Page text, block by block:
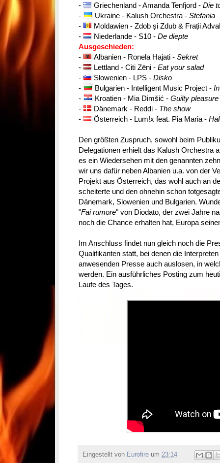
-
Griechenland - Amanda Tenfjord - Die
-
Ukraine - Kalush Orchestra - Stefania
-
Moldawien - Zdob și Zdub & Frații
-
Niederlande - S10 - De diepte
Ausgeschieden:
-
Albanien - Ronela Hajati - Sekret
-
Lettland - Citi Zēni - Eat your salad
-
Slowenien - LPS - Disko
-
Bulgarien - Intelligent Music Project -
-
Kroatien - Mia Dimšić - Guilty pleasure
-
Dänemark - Reddi - The show
-
Österreich - Lum!x feat. Pia Maria -
Den größten Zuspruch, sowohl beim
Delegationen erhielt das Kalush Orchestra
es ein Wiedersehen mit den genannten
wir uns dafür neben Albanien u.a. von der
Projekt aus Österreich, das wohl auch an
scheiterte und den ohnehin schon
Dänemark, Slowenien und Bulgarien.
"Fai rumore" von Diodato, der zwei Jahre
noch die Chance erhalten hat, Europa
Im Anschluss findet nun gleich noch die
Qualifikanten statt, bei denen die
anwesenden Presse auch auslosen, in
werden. Ein ausführliches Posting zum
Laufe des Tages.
Eingestellt von Eurofire um 23:14